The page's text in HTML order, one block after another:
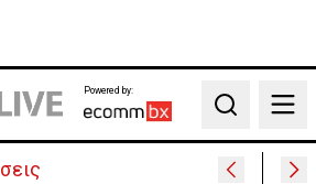
Powered by:
Search